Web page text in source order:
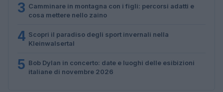
3 Camminare in montagna con i figli: percorsi adatti e
cosa mettere nello zaino
4 Scopri il paradiso degli sport invernali nella
Kleinwalsertal
5 Bob Dylan in concerto: date e luoghi delle esibizioni
italiane di novembre 2026